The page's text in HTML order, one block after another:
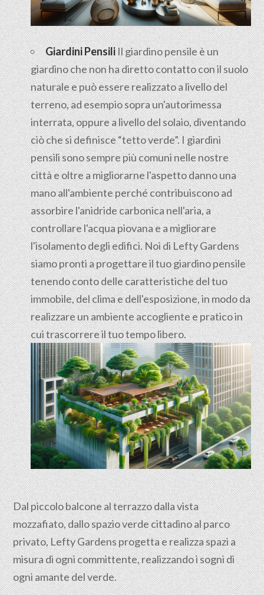
Giardini PensiliIlgiardino pensileè un
giardino che non ha diretto contatto con il suolo
naturale e può essere realizzato a livello del
terreno, ad esempio sopra un'autorimessa
interrata, oppure a livello del solaio, diventando
ciò che si definisce “tetto verde”. I giardini
pensili sono sempre più comuni nelle nostre
città e oltre a migliorarne l'aspetto danno una
mano all'ambiente perché contribuiscono ad
assorbire l'anidride carbonica nell'aria, a
controllare l'acqua piovana e a migliorare
l'isolamento degli edifici. Noi di Lefty Gardens
siamo pronti a progettare il tuo giardino pensile
tenendo conto delle caratteristiche del tuo
immobile, del clima e dell'esposizione, in modo da
realizzare un ambiente accogliente e pratico in
cui trascorrere il tuo tempo libero.
Dal piccolo balcone al terrazzo dalla vista
mozzafiato, dallo spazio verde cittadino al parco
privato, Lefty Gardens progetta e realizza spazi a
misura di ogni committente, realizzando i sogni di
ogni amante del verde.